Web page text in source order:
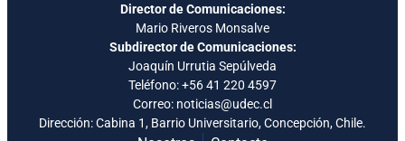
Director de Comunicaciones:
Mario Riveros Monsalve
Subdirector de Comunicaciones:
Joaquín Urrutia Sepúlveda
Teléfono:+56 41 220 4597
Correo: noticias@udec.cl
Dirección: Cabina 1, Barrio Universitario, Concepción, Chile.